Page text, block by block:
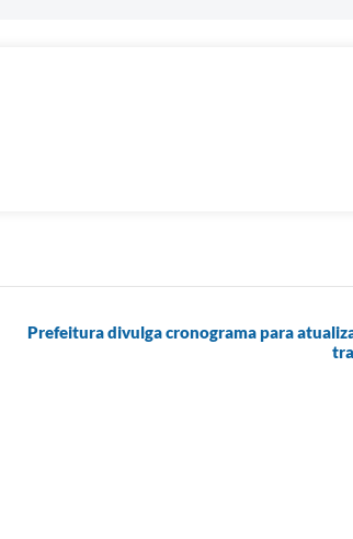
Prefeitura divulga cronograma para